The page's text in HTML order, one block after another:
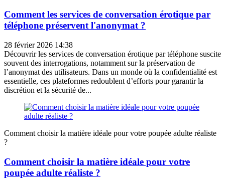
Comment les services de conversation érotique par
téléphone préservent l'anonymat ?
28 février 2026 14:38
Découvrir les services de conversation érotique par téléphone suscite
souvent des interrogations, notamment sur la préservation de
l’anonymat des utilisateurs. Dans un monde où la confidentialité est
essentielle, ces plateformes redoublent d’efforts pour garantir la
discrétion et la sécurité de...
Comment choisir la matière idéale pour votre poupée adulte réaliste
?
Comment choisir la matière idéale pour votre
poupée adulte réaliste ?